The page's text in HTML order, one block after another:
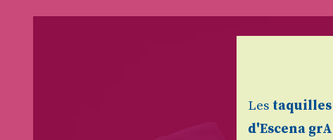
Les taquilles
d'Escena